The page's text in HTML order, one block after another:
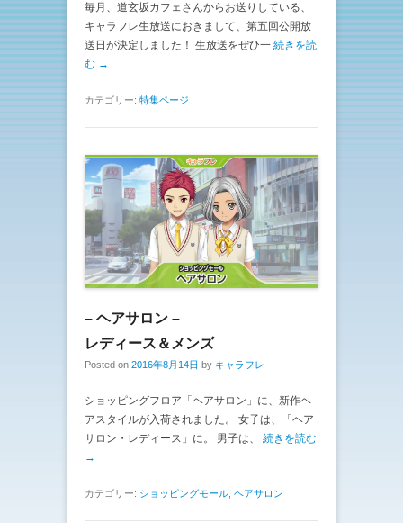
毎月、道玄坂カフェさんからお送りしている、
キャラフレ生放送におきまして、第五回公開放
送日が決定しました！ 生放送をぜひ一 続きを読
む →
カテゴリー: 特集ページ
– ヘアサロン –
レディース＆メンズ
Posted on 2016年8月14日 by キャラフレ
ショッピングフロア「ヘアサロン」に、新作ヘ
アスタイルが入荷されました。 女子は、「ヘア
サロン・レディース」に。 男子は、 続きを読む
→
カテゴリー: ショッピングモール ヘアサロン